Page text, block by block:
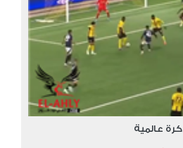
كرة عالمية